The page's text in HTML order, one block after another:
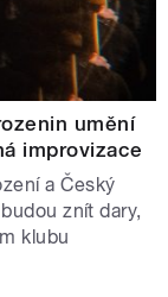
umění
improvizace
a Český
znít dary,
klubu